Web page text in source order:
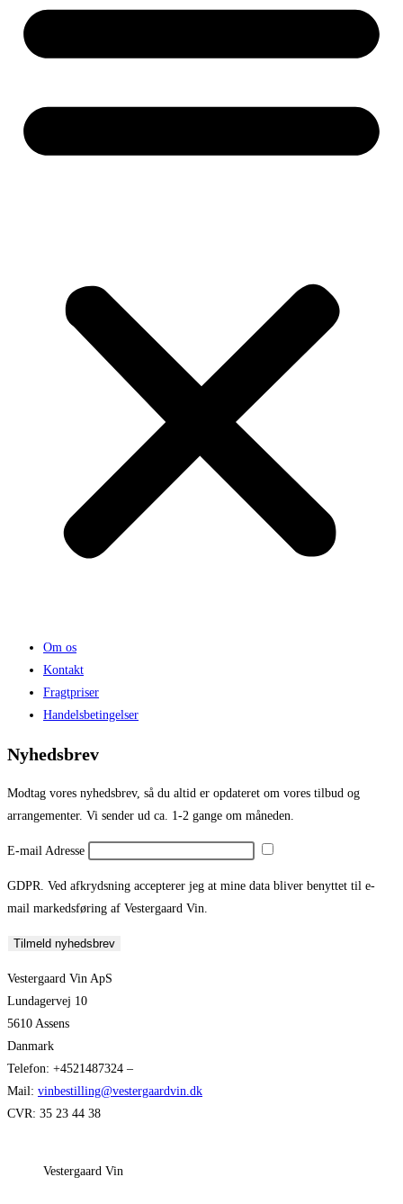
Om os
Kontakt
Fragtpriser
Handelsbetingelser
Nyhedsbrev
Modtag vores nyhedsbrev, så du altid er opdateret om vores tilbud og
arrangementer. Vi sender ud ca. 1-2 gange om måneden.
E-mail Adresse
GDPR. Ved afkrydsning accepterer jeg at mine data bliver benyttet til e-
mail markedsføring af Vestergaard Vin.
Tilmeld nyhedsbrev
Vestergaard Vin ApS
Lundagervej 10
5610 Assens
Danmark
Telefon: +4521487324 –
Mail: vinbestilling@vestergaardvin.dk
CVR: 35 23 44 38
Vestergaard Vin